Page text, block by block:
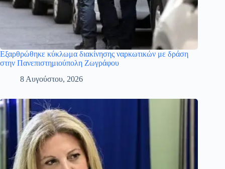
Εξαρθρώθηκε κύκλωμα διακίνησης ναρκωτικών με δράση
στην Πανεπιστημιούπολη Ζωγράφου
8 Αυγούστου, 2026